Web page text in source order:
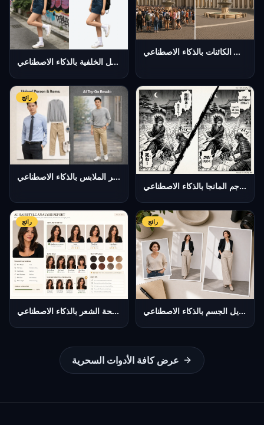
مزيل الخلفية بالذكاء الاصطناعي
مزيل الكائنات بالذكاء الاصطناعي
رائج
مُغير الملابس بالذكاء الاصطناعي
مترجم المانجا بالذكاء الاصطناعي
رائج
تحليل تسريحة الشعر بالذكاء الاصطناعي
رائج
تبديل الجسم بالذكاء الاصطناعي
عرض كافة الأدوات السحرية